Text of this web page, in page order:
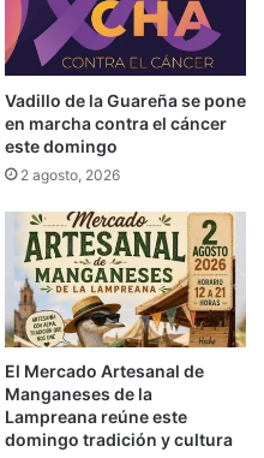
Vadillo de la Guareña se pone
en marcha contra el cáncer
este domingo
2 agosto, 2026
El Mercado Artesanal de
Manganeses de la
Lampreana reúne este
domingo tradición y cultura